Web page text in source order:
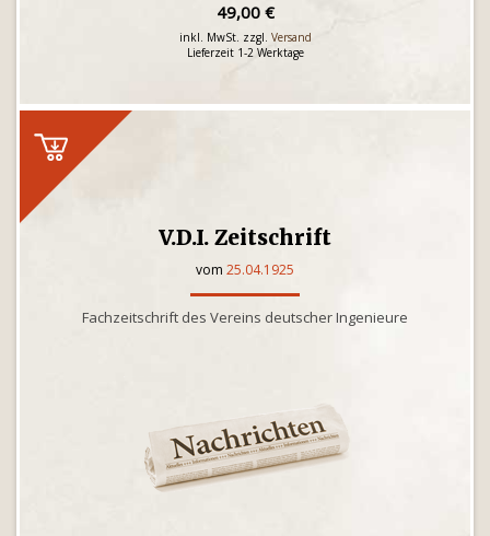
49,00 €
inkl. MwSt. zzgl. Versand
Lieferzeit 1-2 Werktage
V.D.I. Zeitschrift
vom 25.04.1925
Fachzeitschrift des Vereins deutscher Ingenieure